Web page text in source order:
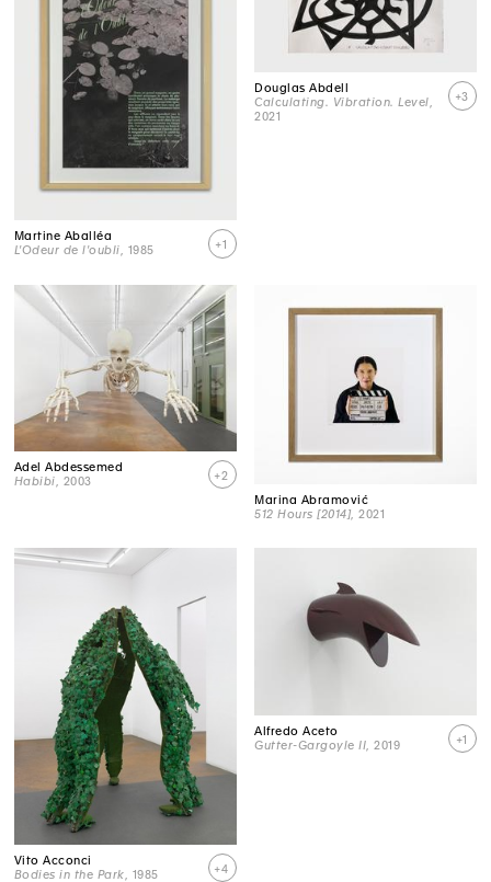
Martine Aballéa
L'Odeur de l'oubli , 1985 +1
Douglas Abdell
Calculating. Vibration. Level,
2021
+3
Adel Abdessemed
Habibi , 2003
+2
Marina Abramović
512 Hours [2014] , 2021
Vito Acconci
Bodies in the Park , 1985 +4
Alfredo Aceto
Gutter-Gargoyle II , 2019 +1